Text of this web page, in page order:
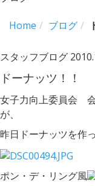
Home ブログ
スタッフブログ
ドーナッツ！！
女子力向上委員会
が、
昨日ドーナッツを作
ポン・デ・リング風